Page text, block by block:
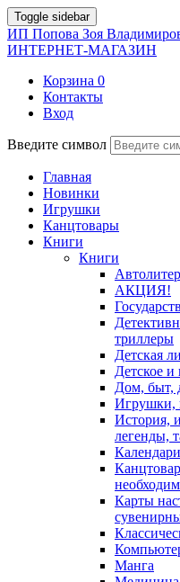
Toggle sidebar
ИП Попова Зоя
ИНТЕРНЕТ-МАГАЗИН
Корзина 0
Контакты
Вход
Введите символ
Главная
Новинки
Игрушки
Канцтовары
Книги
Книги
АКЦИЯ!
триллеры
Детская
Детское и
Дом, быт,
Игрушки,
История,
легенды,
Календари
Карты
Манга